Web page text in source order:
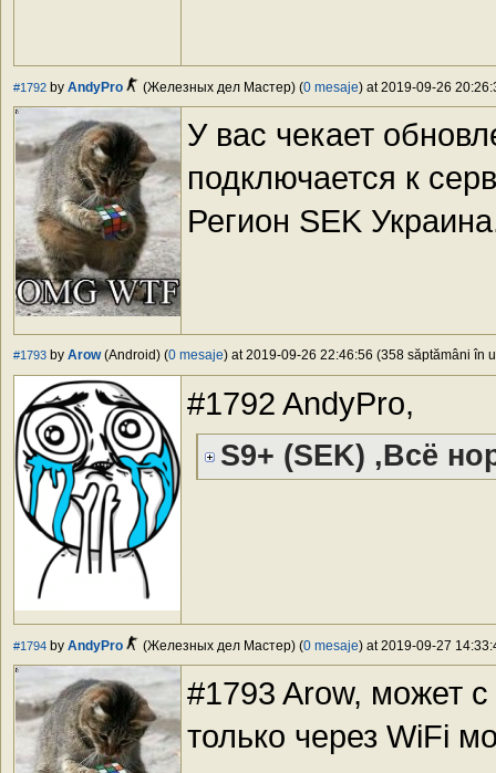
#1792 by AndyPro (Железных дел Мастер) (0 mesaje) at 2019-09-26
У вас чекает
подключается к
Регион SEK
#1793 by Arow(Android) (0 mesaje) at 2019-09-26 22:46:56 (358 săptămâni în
#1792 AndyPro,
S9+ (SEK) ,Всё
#1794 by AndyPro (Железных дел Мастер) (0 mesaje) at 2019-09-27
#1793 Arow, может
только через WiFi